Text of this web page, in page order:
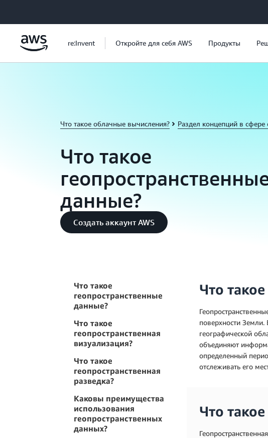
re:Invent Откройте для себя AWS Продукты
Что такое облачные вычисления? Раздел концепций в
Что такое
данные?
Создать аккаунт AWS
Что такое
геопространственные
данные?
Что такое
геопространственная
визуализация?
Что такое
геопространственная
разведка?
Каковы преимущества
использования
геопространственных
данных?
Что
поверхности Земли.
географической
объединяют
определенный
отслеживать его
Что